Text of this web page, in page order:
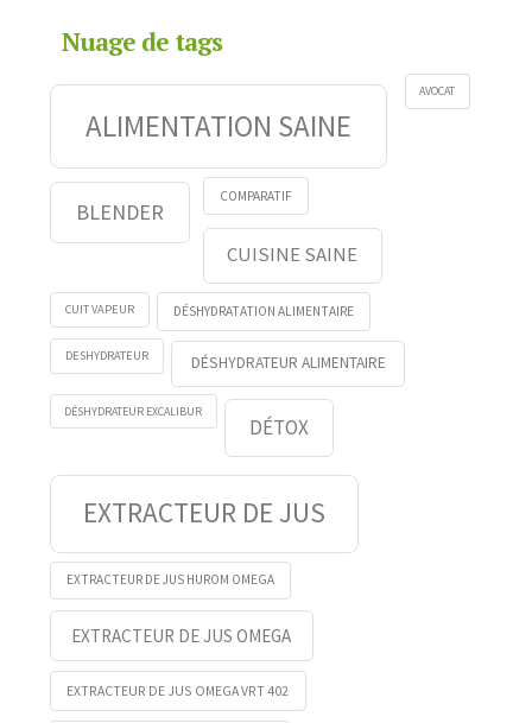
Nuage de tags
ALIMENTATION SAINE
AVOCAT
BLENDER
COMPARATIF
CUISINE SAINE
CUIT VAPEUR DÉSHYDRATATION ALIMENTAIRE
DESHYDRATEUR DÉSHYDRATEUR ALIMENTAIRE
DÉSHYDRATEUR EXCALIBUR
DÉTOX
EXTRACTEUR DE JUS
EXTRACTEUR DE JUS HUROM OMEGA
EXTRACTEUR DE JUS OMEGA
EXTRACTEUR DE JUS OMEGA VRT 402